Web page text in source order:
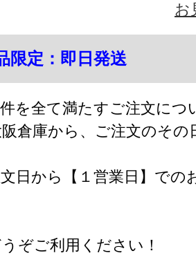
お
限定：即日発送
を全て満たすご注文につ
阪倉庫から、ご注文のそ
日から【１営業日】での
ぞご利用ください！